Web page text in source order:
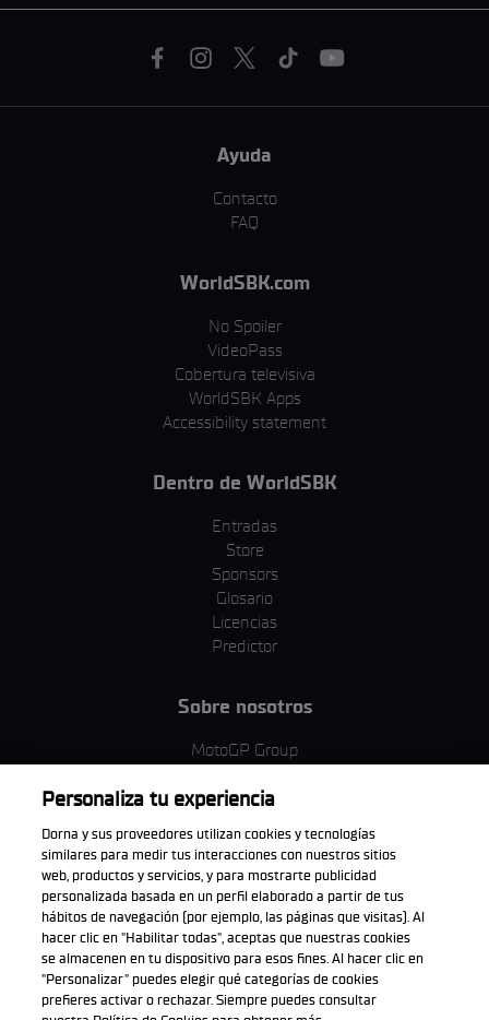
Ayuda
Contacto
FAQ
WorldSBK.com
No Spoiler
VideoPass
Cobertura televisiva
WorldSBK Apps
Accessibility statement
Dentro de WorldSBK
Entradas
Store
Sponsors
Glosario
Licencias
Predictor
Sobre nosotros
MotoGP Group
Términos y condiciones
Política de privacidad
Política de compra
Descarga la aplicación oficial
Personaliza tu experiencia
Dorna y sus proveedores utilizan cookies y tecnologías
similares para medir tus interacciones con nuestros sitios
web, productos y servicios, y para mostrarte publicidad
personalizada basada en un perfil elaborado a partir de tus
hábitos de navegación (por ejemplo, las páginas que visitas). Al
hacer clic en "Habilitar todas", aceptas que nuestras cookies
se almacenen en tu dispositivo para esos fines. Al hacer clic en
"Personalizar" puedes elegir qué categorías de cookies
prefieres activar o rechazar. Siempre puedes consultar